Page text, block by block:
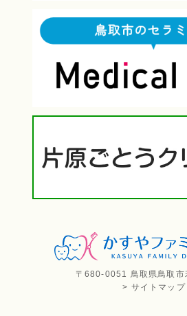
〒680-0051 鳥取県鳥取市
> サイトマップ